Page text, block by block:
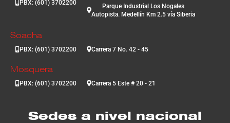
PBX: (601) 3702200
Parque Industrial Los Nogales
Autopista. Medellín Km 2.5 vía Siberia
Soacha
PBX: (601) 3702200 Carrera 7 No. 42 - 45
Mosquera
PBX: (601) 3702200 Carrera 5 Este # 20 - 21
Sedes a nivel nacional